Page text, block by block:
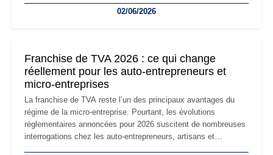
les auto-entrepreneurs devront s'adapter à un environnement
02/06/2026
Franchise de TVA 2026 : ce qui change
réellement pour les auto-entrepreneurs et
micro-entreprises
La franchise de TVA reste l’un des principaux avantages du
régime de la micro-entreprise. Pourtant, les évolutions
réglementaires annoncées pour 2026 suscitent de nombreuses
interrogations chez les auto-entrepreneurs, artisans et